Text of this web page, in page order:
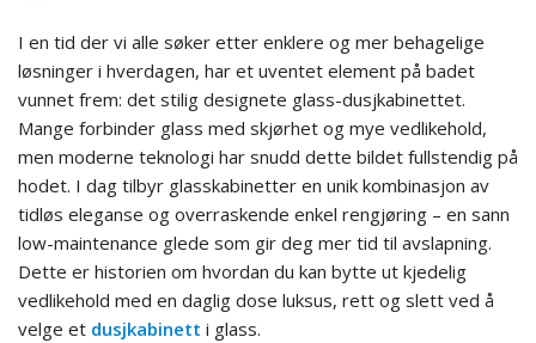
I en tid der vi alle søker etter enklere og mer behagelige
løsninger i hverdagen, har et uventet element på badet
vunnet frem: det stilig designete glass-dusjkabinettet.
Mange forbinder glass med skjørhet og mye vedlikehold,
men moderne teknologi har snudd dette bildet fullstendig på
hodet. I dag tilbyr glasskabinetter en unik kombinasjon av
tidløs eleganse og overraskende enkel rengjøring – en sann
low-maintenance glede som gir deg mer tid til avslapning.
Dette er historien om hvordan du kan bytte ut kjedelig
vedlikehold med en daglig dose luksus, rett og slett ved å
velge et dusjkabinett i glass.